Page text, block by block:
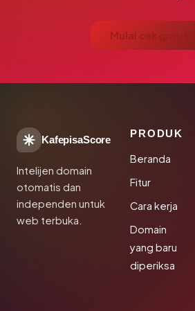
Mulai cek gratis →
KafepisaScore
Intelijen domain
otomatis dan
independen untuk
web terbuka.
PRODUK
Beranda
Fitur
Cara kerja
Domain
yang baru
diperiksa